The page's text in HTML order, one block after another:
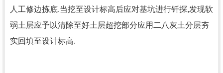
人工修边拣底.当挖至设计标高后应对基坑进行钎探,发现软
弱土层应予以清除至好土层超挖部分应用二八灰土分层夯
实回填至设计标高.